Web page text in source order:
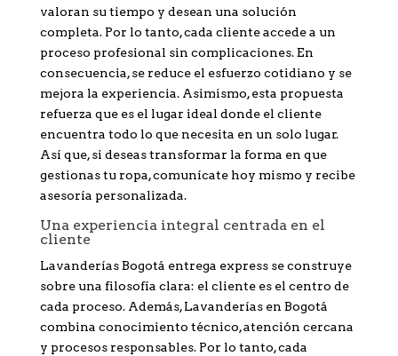
valoran su tiempo y desean una solución
completa. Por lo tanto, cada cliente accede a un
proceso profesional sin complicaciones. En
consecuencia, se reduce el esfuerzo cotidiano y se
mejora la experiencia. Asimismo, esta propuesta
refuerza que es el lugar ideal donde el cliente
encuentra todo lo que necesita en un solo lugar.
Así que, si deseas transformar la forma en que
gestionas tu ropa, comunícate hoy mismo y recibe
asesoría personalizada.
Una experiencia integral centrada en el
cliente
Lavanderías Bogotá entrega express se construye
sobre una filosofía clara: el cliente es el centro de
cada proceso. Además, Lavanderías en Bogotá
combina conocimiento técnico, atención cercana
y procesos responsables. Por lo tanto, cada